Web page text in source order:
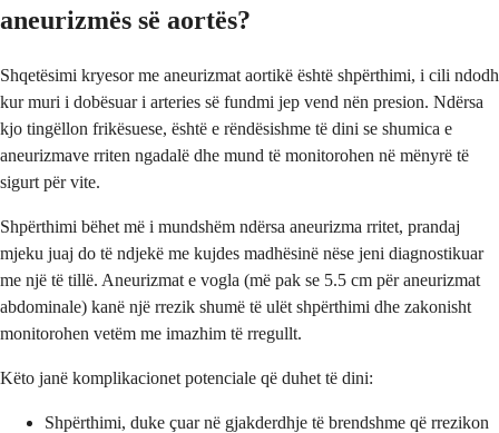
aneurizmës së aortës?
Shqetësimi kryesor me aneurizmat aortikë është shpërthimi, i cili ndodh
kur muri i dobësuar i arteries së fundmi jep vend nën presion. Ndërsa
kjo tingëllon frikësuese, është e rëndësishme të dini se shumica e
aneurizmave rriten ngadalë dhe mund të monitorohen në mënyrë të
sigurt për vite.
Shpërthimi bëhet më i mundshëm ndërsa aneurizma rritet, prandaj
mjeku juaj do të ndjekë me kujdes madhësinë nëse jeni diagnostikuar
me një të tillë. Aneurizmat e vogla (më pak se 5.5 cm për aneurizmat
abdominale) kanë një rrezik shumë të ulët shpërthimi dhe zakonisht
monitorohen vetëm me imazhim të rregullt.
Këto janë komplikacionet potenciale që duhet të dini:
Shpërthimi, duke çuar në gjakderdhje të brendshme që rrezikon